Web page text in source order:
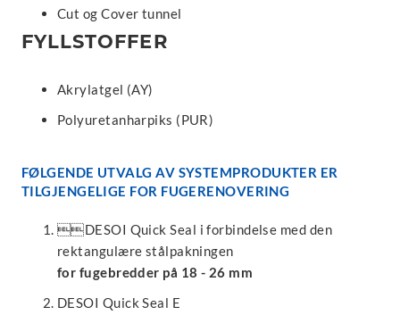
Cut og Cover tunnel
FYLLSTOFFER
Akrylatgel (AY)
Polyuretanharpiks (PUR)
FØLGENDE UTVALG AV SYSTEMPRODUKTER ER
TILGJENGELIGE FOR FUGERENOVERING
DESOI Quick Seal i forbindelse med den
rektangulære stålpakningen
for fugebredder på 18 - 26 mm
DESOI Quick Seal E